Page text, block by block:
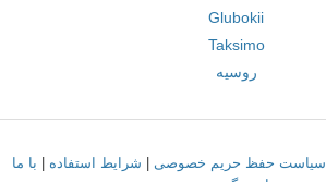
Glubokii
Taksimo
روسیه
سیاست حفظ حریم خصوصی شرایط استفاده
با ما